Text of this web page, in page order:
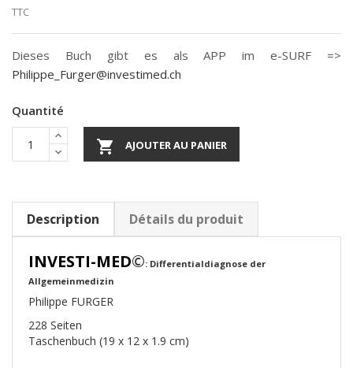
TTC
Dieses Buch gibt es als APP im e-SURF =>
Philippe_Furger@investimed.ch
Quantité
 AJOUTER AU PANIER
Description Détails du produit
INVESTI-MED©: Differentialdiagnose der
Allgemeinmedizin
Philippe FURGER
228 Seiten
Taschenbuch (19 x 12 x 1.9 cm)